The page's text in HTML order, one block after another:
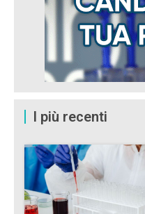
I più recenti